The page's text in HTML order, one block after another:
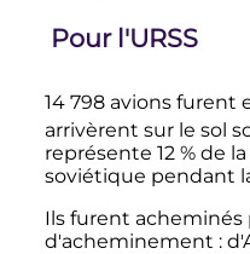
Pour l'URSS
14 798 avionsfurent
arrivèrent sur le sol
représente 12 % de
soviétique pendant
Ils furent acheminés
d'acheminement :